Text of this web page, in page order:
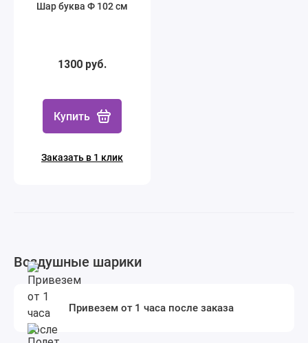
Шар буква Ф 102 см
1300 руб.
Купить
Заказать в 1 клик
Воздушные шарики
Привезем от 1 часа после заказа